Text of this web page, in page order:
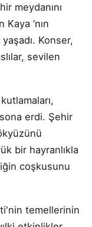
meydanını
’nın
Konser,
sevilen
erdi. Şehir
bir hayranlıkla
coşkusunu
temellerinin